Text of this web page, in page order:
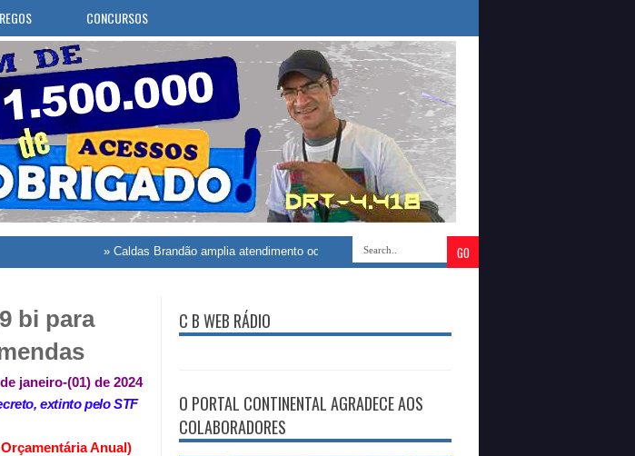
CONCURSOS
Caldas Brandão amplia atendimento odontológico com construção de novo Centro Especializado de Saúde
bi para
janeiro-(01) de 2024
extinto pelo STF
Anual)
C B WEB RÁDIO
O PORTAL CONTINENTAL AGRADECE AOS
COLABORADORES